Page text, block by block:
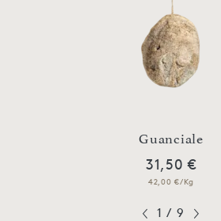
Guanciale
31,50 €
42,00 €/Kg
1 / 9